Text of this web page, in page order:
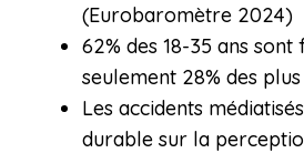
(Eurobaromètre 2024)
62% des 18-35 ans
seulement 28% des
Les accidents
durable sur la